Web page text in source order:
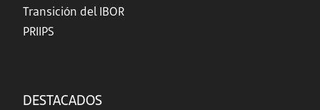
Transición del IBOR
PRIIPS
DESTACADOS